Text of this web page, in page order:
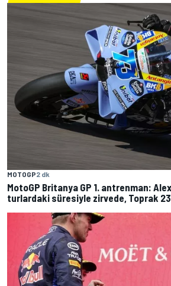
MOTOGP2 dk
MotoGP Britanya GP 1. antrenman:
turlardaki süresiyle zirvede, Toprak